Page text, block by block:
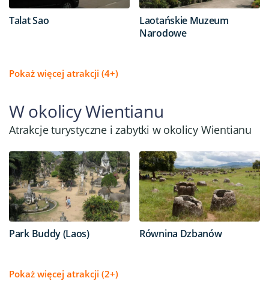
Talat Sao
Laotańskie Muzeum
Narodowe
Pokaż więcej atrakcji (4+)
W okolicy Wientianu
Atrakcje turystyczne i zabytki w okolicy Wientianu
Park Buddy (Laos) Równina Dzbanów
Pokaż więcej atrakcji (2+)